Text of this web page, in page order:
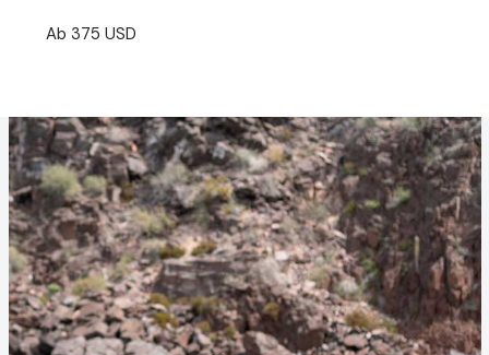
Ab 375 USD